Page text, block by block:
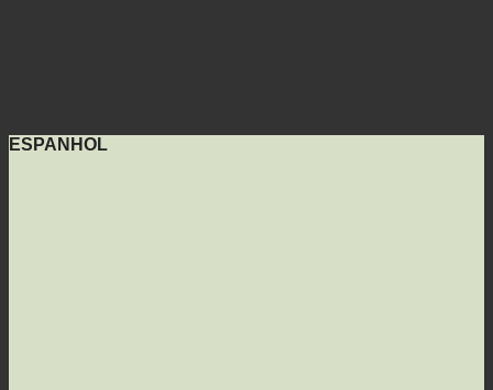
ESPANHOL